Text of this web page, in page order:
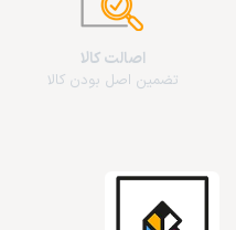
اصالت کالا
تضمین اصل بودن کالا